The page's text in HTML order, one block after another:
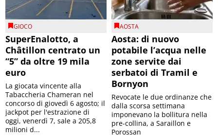
GIOCO
SuperEnalotto, a
Châtillon centrato un
“5” da oltre 19 mila
euro
La giocata vincente alla
Tabaccheria Chameran nel
concorso di giovedì 6 agosto; il
jackpot per l'estrazione di
oggi, venerdì 7, sale a 205,8
milioni d...
AOSTA
Aosta: di nuovo
potabile l’acqua nelle
zone servite dai
serbatoi di Tramil e
Bornyon
Revocate le due ordinanze che
dalla scorsa settimana
imponevano la bollitura nella
pre-collina, a Saraillon e
Porossan